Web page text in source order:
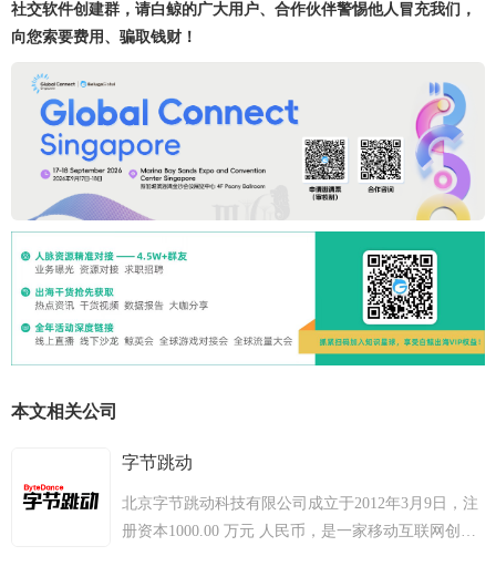
社交软件创建群，请白鲸的广大用户、合作伙伴警惕他人冒充我们，
向您索要费用、骗取钱财！
本文相关公司
字节跳动
北京字节跳动科技有限公司成立于2012年3月9日，注
册资本1000.00 万元 人民币，是一家移动互联网创业